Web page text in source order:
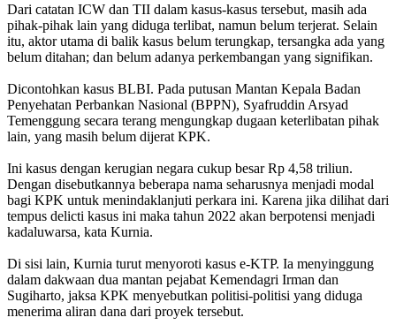
Dari catatan ICW dan TII dalam kasus-kasus tersebut, masih ada
pihak-pihak lain yang diduga terlibat, namun belum terjerat. Selain
itu, aktor utama di balik kasus belum terungkap, tersangka ada yang
belum ditahan; dan belum adanya perkembangan yang signifikan.
Dicontohkan kasus BLBI. Pada putusan Mantan Kepala Badan
Penyehatan Perbankan Nasional (BPPN), Syafruddin Arsyad
Temenggung secara terang mengungkap dugaan keterlibatan pihak
lain, yang masih belum dijerat KPK.
Ini kasus dengan kerugian negara cukup besar Rp 4,58 triliun.
Dengan disebutkannya beberapa nama seharusnya menjadi modal
bagi KPK untuk menindaklanjuti perkara ini. Karena jika dilihat dari
tempus delicti kasus ini maka tahun 2022 akan berpotensi menjadi
kadaluwarsa, kata Kurnia.
Di sisi lain, Kurnia turut menyoroti kasus e-KTP. Ia menyinggung
dalam dakwaan dua mantan pejabat Kemendagri Irman dan
Sugiharto, jaksa KPK menyebutkan politisi-politisi yang diduga
menerima aliran dana dari proyek tersebut.